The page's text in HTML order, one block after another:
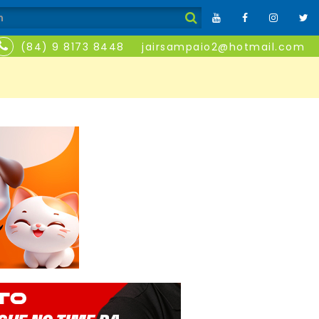
(84) 9 8173 8448 jairsampaio2@hotmail.com